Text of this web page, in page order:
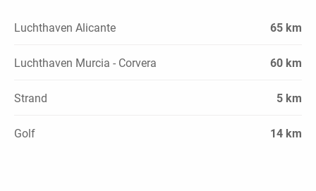
Luchthaven Alicante 65 km
Luchthaven Murcia - Corvera 60 km
Strand 5 km
Golf 14 km